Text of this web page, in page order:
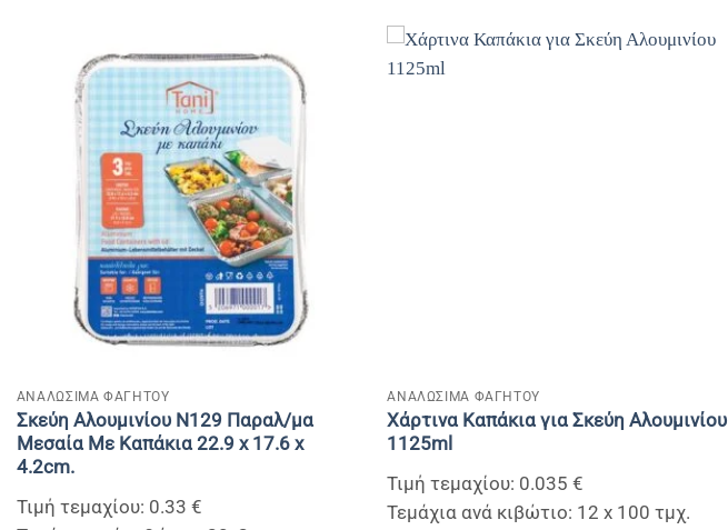
ΑΝΑΛΩΣΙΜΑ ΦΑΓΗΤΟΥ
Σκεύη Αλουμινίου Ν129 Παραλ/μα
Μεσαία Με Καπάκια 22.9 x 17.6 x
4.2cm.
Τιμή τεμαχίου: 0.33 €
ΑΝΑΛΩΣΙΜΑ ΦΑΓΗΤΟΥ
Χάρτινα Καπάκια για Σκεύη Αλουμινίου
1125ml
Τιμή τεμαχίου: 0.035 €
Τεμάχια ανά κιβώτιο: 12 x 100 τμχ.